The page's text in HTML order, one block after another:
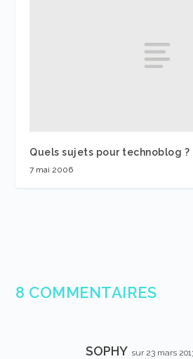
Quels sujets pour technoblog ?
7 mai 2006
8 COMMENTAIRES
SOPHY sur 23 mars